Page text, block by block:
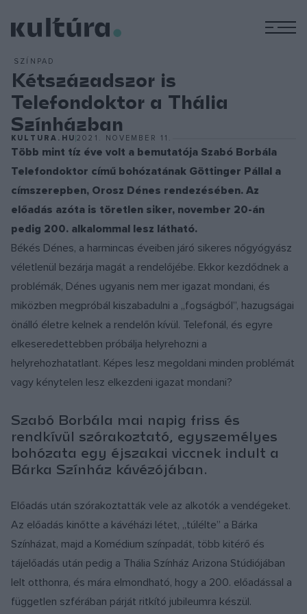
SZÍNPAD
Kétszázadszor is
Telefondoktor a Thália
Színházban
KULTURA.HU 2021. NOVEMBER 11.
Több mint tíz éve volt a bemutatója Szabó Borbála
Telefondoktor című bohózatának Göttinger Pállal a
címszerepben, Orosz Dénes rendezésében. Az
előadás azóta is töretlen siker, november 20-án
pedig 200. alkalommal lesz látható.
Békés Dénes, a harmincas éveiben járó sikeres nőgyógyász
véletlenül bezárja magát a rendelőjébe. Ekkor kezdődnek a
problémák, Dénes ugyanis nem mer igazat mondani, és
miközben megpróbál kiszabadulni a „fogságból”, hazugságai
önálló életre kelnek a rendelőn kívül. Telefonál, és egyre
elkeseredettebben próbálja helyrehozni a
helyrehozhatatlant. Képes lesz megoldani minden problémát
vagy kénytelen lesz elkezdeni igazat mondani?
Szabó Borbála mai napig friss és
rendkívül szórakoztató, egyszemélyes
bohózata egy éjszakai viccnek indult a
Bárka Színház kávézójában.
Előadás után szórakoztatták vele az alkotók a vendégeket.
Az előadás kinőtte a kávéházi létet, „túlélte” a Bárka
Színházat, majd a Komédium színpadát, több kitérő és
tájelőadás után pedig a Thália Színház Arizona Stúdiójában
lelt otthonra, és mára elmondható, hogy a 200. előadással a
független szférában párját ritkító jubileumra készül.